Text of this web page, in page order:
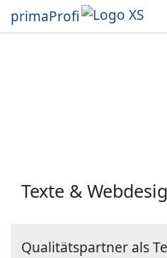
primaProfi
Texte &
Qualitätspartner als